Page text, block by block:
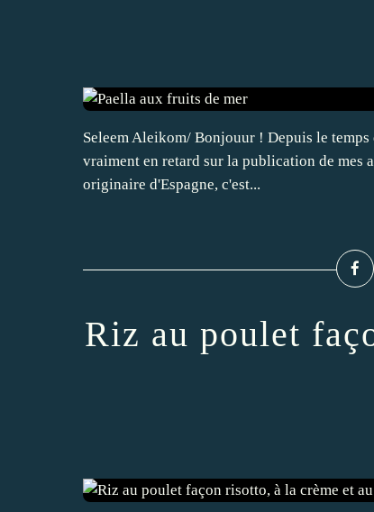
Seleem Aleikom/ Bonjouur ! Depuis le
vraiment en retard sur la publication de mes
originaire d'Espagne, c'est...
Riz au poulet